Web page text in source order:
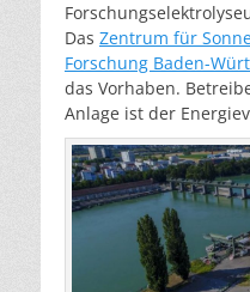
Das Zentrum für
Forschung Baden-
das Vorhaben.
Anlage ist der